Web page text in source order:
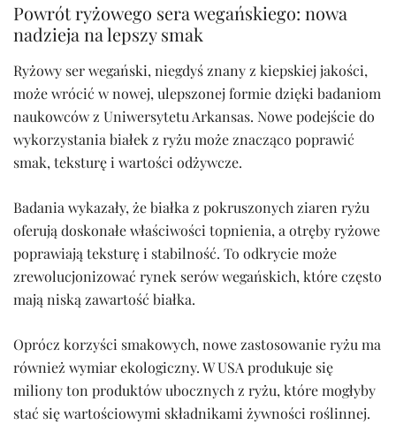
Powrót ryżowego sera wegańskiego: nowa
nadzieja na lepszy smak
Ryżowy ser wegański, niegdyś znany z kiepskiej jakości,
może wrócić w nowej, ulepszonej formie dzięki badaniom
naukowców z Uniwersytetu Arkansas. Nowe podejście do
wykorzystania białek z ryżu może znacząco poprawić
smak, teksturę i wartości odżywcze.
Badania wykazały, że białka z pokruszonych ziaren ryżu
oferują doskonałe właściwości topnienia, a otręby ryżowe
poprawiają teksturę i stabilność. To odkrycie może
zrewolucjonizować rynek serów wegańskich, które często
mają niską zawartość białka.
Oprócz korzyści smakowych, nowe zastosowanie ryżu ma
również wymiar ekologiczny. W USA produkuje się
miliony ton produktów ubocznych z ryżu, które mogłyby
stać się wartościowymi składnikami żywności roślinnej.